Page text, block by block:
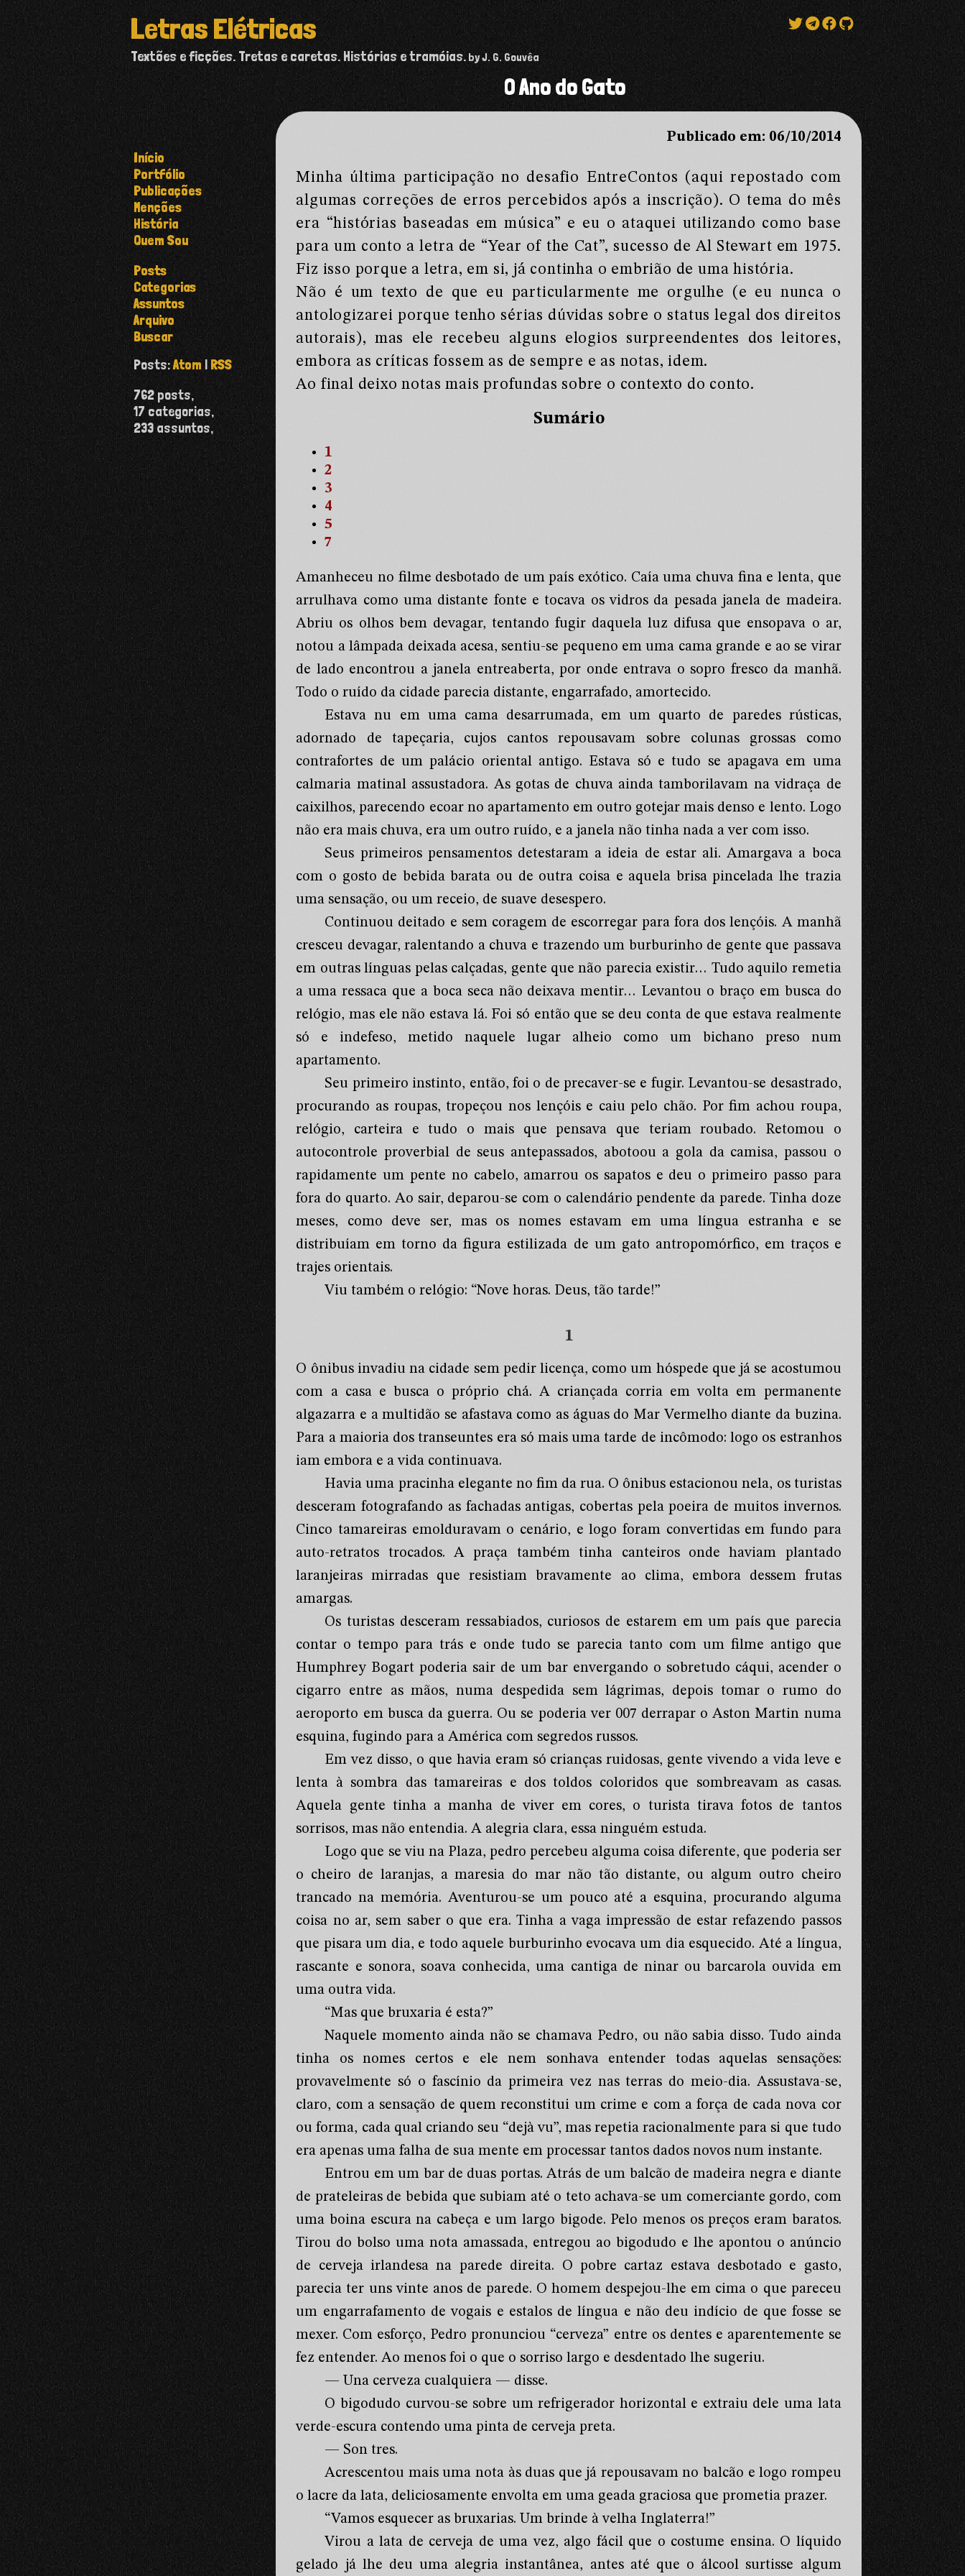
Letras Elétricas
Textões e ficções. Tretas e caretas. Histórias e tramóias. by J. G. Gouvêa
Início
Portfólio
Publicações
Menções
História
Quem Sou
Posts
Categorias
Assuntos
Arquivo
Buscar
Posts:Atom |RSS
762posts,
17 categorias,
233assuntos,
O Ano do Gato
Publicado em: 06/10/2014
Minha última participação no desafio EntreContos (aqui repostado com
algumas correções de erros percebidos após a inscrição). O tema do mês
era “histórias baseadas em música” e eu o ataquei utilizando como base
para um conto a letra de “Year of the Cat”, sucesso de Al Stewart em 1975.
Fiz isso porque a letra, em si, já continha o embrião de uma história.
Não é um texto de que eu particularmente me orgulhe (e eu nunca o
antologizarei porque tenho sérias dúvidas sobre o status legal dos direitos
autorais), mas ele recebeu alguns elogios surpreendentes dos leitores,
embora as críticas fossem as de sempre e as notas, idem.
Ao final deixo notas mais profundas sobre o contexto do conto.
Sumário
1
2
3
4
5
7
Amanheceu no filme desbotado de um país exótico. Caía uma chuva fina e lenta, que
arrulhava como uma distante fonte e tocava os vidros da pesada janela de madeira.
Abriu os olhos bem devagar, tentando fugir daquela luz difusa que ensopava o ar,
notou a lâmpada deixada acesa, sentiu-se pequeno em uma cama grande e ao se virar
de lado encontrou a janela entreaberta, por onde entrava o sopro fresco da manhã.
Todo o ruído da cidade parecia distante, engarrafado, amortecido.
Estava nu em uma cama desarrumada, em um quarto de paredes rústicas,
adornado de tapeçaria, cujos cantos repousavam sobre colunas grossas como
contrafortes de um palácio oriental antigo. Estava só e tudo se apagava em uma
calmaria matinal assustadora. As gotas de chuva ainda tamborilavam na vidraça de
caixilhos, parecendo ecoar no apartamento em outro gotejar mais denso e lento. Logo
não era mais chuva, era um outro ruído, e a janela não tinha nada a ver com isso.
Seus primeiros pensamentos detestaram a ideia de estar ali. Amargava a boca
com o gosto de bebida barata ou de outra coisa e aquela brisa pincelada lhe trazia
uma sensação, ou um receio, de suave desespero.
Continuou deitado e sem coragem de escorregar para fora dos lençóis. A manhã
cresceu devagar, ralentando a chuva e trazendo um burburinho de gente que passava
em outras línguas pelas calçadas, gente que não parecia existir… Tudo aquilo remetia
a uma ressaca que a boca seca não deixava mentir… Levantou o braço em busca do
relógio, mas ele não estava lá. Foi só então que se deu conta de que estava realmente
só e indefeso, metido naquele lugar alheio como um bichano preso num
apartamento.
Seu primeiro instinto, então, foi o de precaver-se e fugir. Levantou-se desastrado,
procurando as roupas, tropeçou nos lençóis e caiu pelo chão. Por fim achou roupa,
relógio, carteira e tudo o mais que pensava que teriam roubado. Retomou o
autocontrole proverbial de seus antepassados, abotoou a gola da camisa, passou o
rapidamente um pente no cabelo, amarrou os sapatos e deu o primeiro passo para
fora do quarto. Ao sair, deparou-se com o calendário pendente da parede. Tinha doze
meses, como deve ser, mas os nomes estavam em uma língua estranha e se
distribuíam em torno da figura estilizada de um gato antropomórfico, em traços e
trajes orientais.
Viu também o relógio: “Nove horas. Deus, tão tarde!”
1
O ônibus invadiu na cidade sem pedir licença, como um hóspede que já se acostumou
com a casa e busca o próprio chá. A criançada corria em volta em permanente
algazarra e a multidão se afastava como as águas do Mar Vermelho diante da buzina.
Para a maioria dos transeuntes era só mais uma tarde de incômodo: logo os estranhos
iam embora e a vida continuava.
Havia uma pracinha elegante no fim da rua. O ônibus estacionou nela, os turistas
desceram fotografando as fachadas antigas, cobertas pela poeira de muitos invernos.
Cinco tamareiras emolduravam o cenário, e logo foram convertidas em fundo para
auto-retratos trocados. A praça também tinha canteiros onde haviam plantado
laranjeiras mirradas que resistiam bravamente ao clima, embora dessem frutas
amargas.
Os turistas desceram ressabiados, curiosos de estarem em um país que parecia
contar o tempo para trás e onde tudo se parecia tanto com um filme antigo que
Humphrey Bogart poderia sair de um bar envergando o sobretudo cáqui, acender o
cigarro entre as mãos, numa despedida sem lágrimas, depois tomar o rumo do
aeroporto em busca da guerra. Ou se poderia ver 007 derrapar o Aston Martin numa
esquina, fugindo para a América com segredos russos.
Em vez disso, o que havia eram só crianças ruidosas, gente vivendo a vida leve e
lenta à sombra das tamareiras e dos toldos coloridos que sombreavam as casas.
Aquela gente tinha a manha de viver em cores, o turista tirava fotos de tantos
sorrisos, mas não entendia. A alegria clara, essa ninguém estuda.
Logo que se viu na Plaza, pedro percebeu alguma coisa diferente, que poderia ser
o cheiro de laranjas, a maresia do mar não tão distante, ou algum outro cheiro
trancado na memória. Aventurou-se um pouco até a esquina, procurando alguma
coisa no ar, sem saber o que era. Tinha a vaga impressão de estar refazendo passos
que pisara um dia, e todo aquele burburinho evocava um dia esquecido. Até a língua,
rascante e sonora, soava conhecida, uma cantiga de ninar ou barcarola ouvida em
uma outra vida.
“Mas que bruxaria é esta?”
Naquele momento ainda não se chamava Pedro, ou não sabia disso. Tudo ainda
tinha os nomes certos e ele nem sonhava entender todas aquelas sensações:
provavelmente só o fascínio da primeira vez nas terras do meio-dia. Assustava-se,
claro, com a sensação de quem reconstitui um crime e com a força de cada nova cor
ou forma, cada qual criando seu “dejà vu”, mas repetia racionalmente para si que tudo
era apenas uma falha de sua mente em processar tantos dados novos num instante.
Entrou em um bar de duas portas. Atrás de um balcão de madeira negra e diante
de prateleiras de bebida que subiam até o teto achava-se um comerciante gordo, com
uma boina escura na cabeça e um largo bigode. Pelo menos os preços eram baratos.
Tirou do bolso uma nota amassada, entregou ao bigodudo e lhe apontou o anúncio
de cerveja irlandesa na parede direita. O pobre cartaz estava desbotado e gasto,
parecia ter uns vinte anos de parede. O homem despejou-lhe em cima o que pareceu
um engarrafamento de vogais e estalos de língua e não deu indício de que fosse se
mexer. Com esforço, Pedro pronunciou “cerveza” entre os dentes e aparentemente se
fez entender. Ao menos foi o que o sorriso largo e desdentado lhe sugeriu.
— Una cerveza cualquiera — disse.
O bigodudo curvou-se sobre um refrigerador horizontal e extraiu dele uma lata
verde-escura contendo uma pinta de cerveja preta.
— Son tres.
Acrescentou mais uma nota às duas que já repousavam no balcão e logo rompeu
o lacre da lata, deliciosamente envolta em uma geada graciosa que prometia prazer.
“Vamos esquecer as bruxarias. Um brinde à velha Inglaterra!”
Virou a lata de cerveja de uma vez, algo fácil que o costume ensina. O líquido
gelado já lhe deu uma alegria instantânea, antes até que o álcool surtisse algum